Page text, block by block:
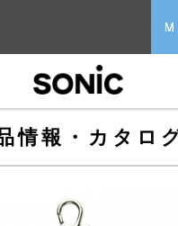
情報・カタロ